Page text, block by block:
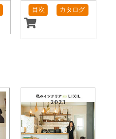
目次 カタログ